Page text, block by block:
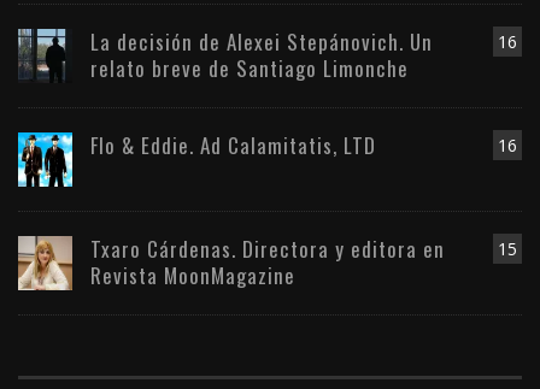
16
La decisión de Alexei Stepánovich. Un
relato breve de Santiago Limonche
16
Flo & Eddie. Ad Calamitatis, LTD
15
Txaro Cárdenas. Directora y editora en
Revista MoonMagazine